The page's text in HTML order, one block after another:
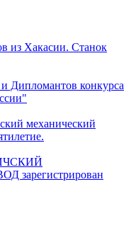
из Хакасии. Станок
Дипломантов конкурса
механический